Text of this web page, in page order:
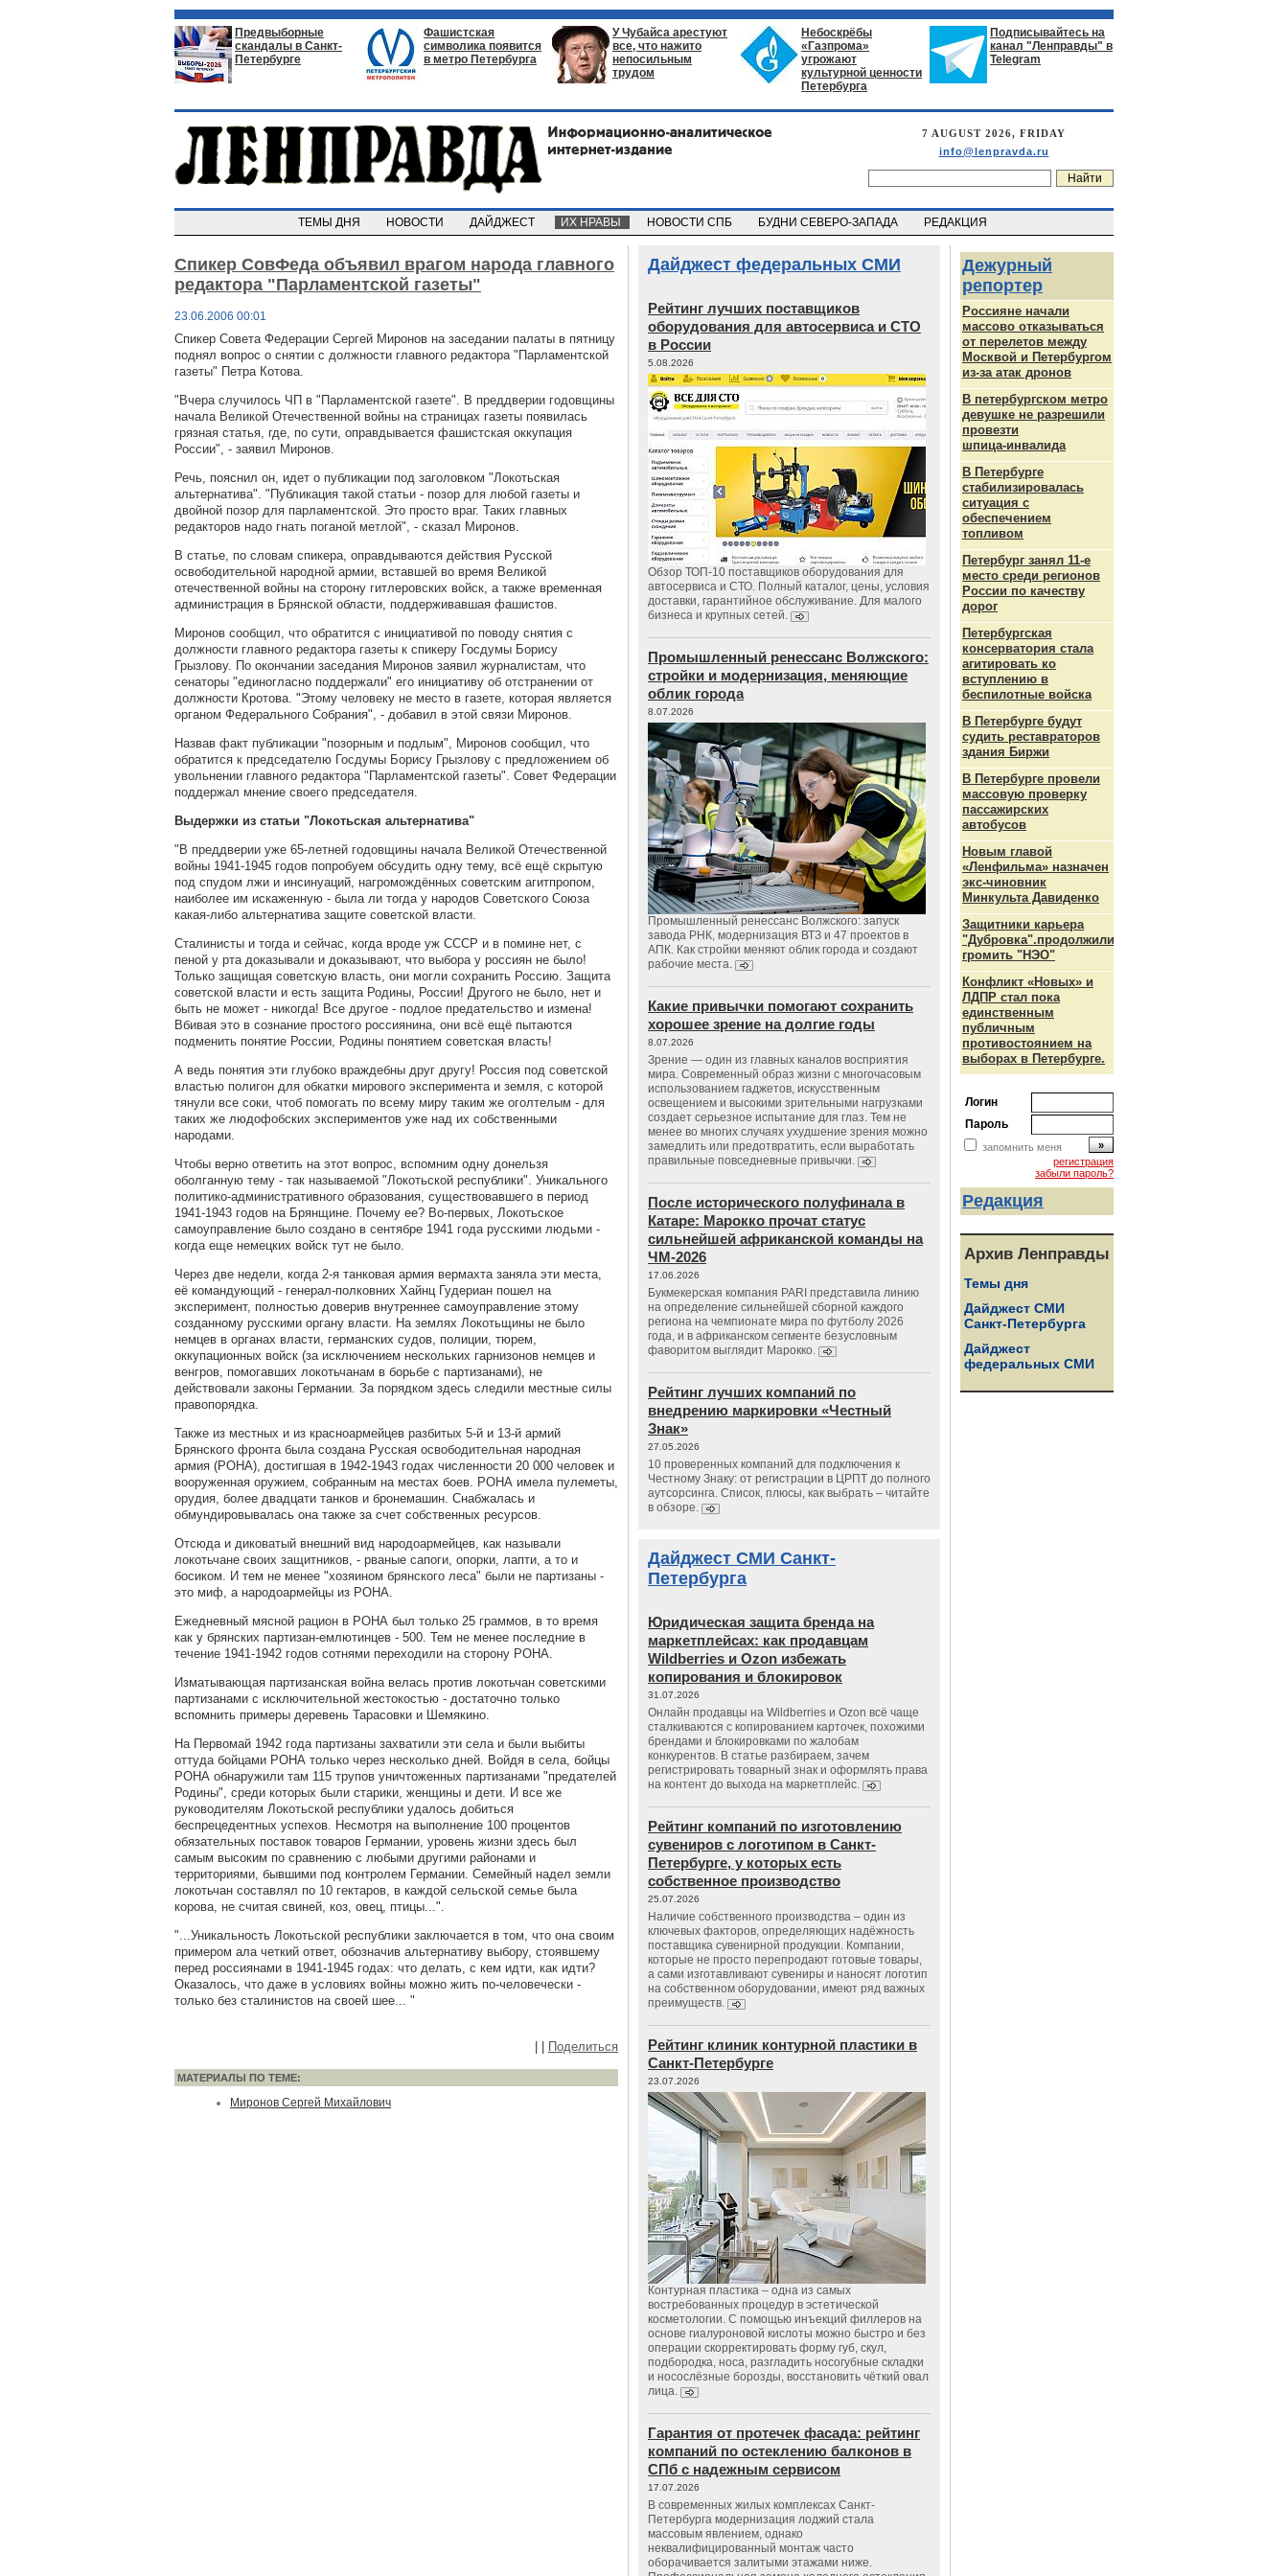
Предвыборные
скандалы в Санкт-
Петербурге
Фашистская
символика появится
в метро Петербурга
У Чубайса арестуют
все, что нажито
непосильным
трудом
Небоскрёбы
«Газпрома»
угрожают
культурной ценности
Петербурга
Подписывайтесь на
канал "Ленправды" в
Telegram
7 AUGUST 2026, FRIDAY
info@lenpravda.ru
ТЕМЫ ДНЯ НОВОСТИ ДАЙДЖЕСТ ИХ НРАВЫ НОВОСТИ СПБ БУДНИ СЕВЕРО-ЗАПАДА РЕДАКЦИЯ
Спикер СовФеда объявил врагом народа главного
редактора "Парламентской газеты"
23.06.2006 00:01
Спикер Совета Федерации Сергей Миронов на заседании палаты в пятницу
поднял вопрос о снятии с должности главного редактора "Парламентской
газеты" Петра Котова.
"Вчера случилось ЧП в "Парламентской газете". В преддверии годовщины
начала Великой Отечественной войны на страницах газеты появилась
грязная статья, где, по сути, оправдывается фашистская оккупация
России", - заявил Миронов.
Речь, пояснил он, идет о публикации под заголовком "Локотьская
альтернатива". "Публикация такой статьи - позор для любой газеты и
двойной позор для парламентской. Это просто враг. Таких главных
редакторов надо гнать поганой метлой", - сказал Миронов.
В статье, по словам спикера, оправдываются действия Русской
освободительной народной армии, вставшей во время Великой
отечественной войны на сторону гитлеровских войск, а также временная
администрация в Брянской области, поддерживавшая фашистов.
Миронов сообщил, что обратится с инициативой по поводу снятия с
должности главного редактора газеты к спикеру Госдумы Борису
Грызлову. По окончании заседания Миронов заявил журналистам, что
сенаторы "единогласно поддержали" его инициативу об отстранении от
должности Кротова. "Этому человеку не место в газете, которая является
органом Федерального Собрания", - добавил в этой связи Миронов.
Назвав факт публикации "позорным и подлым", Миронов сообщил, что
обратится к председателю Госдумы Борису Грызлову с предложением об
увольнении главного редактора "Парламентской газеты". Совет Федерации
поддержал мнение своего председателя.
Выдержки из статьи "Локотьская альтернатива"
"В преддверии уже 65-летней годовщины начала Великой Отечественной
войны 1941-1945 годов попробуем обсудить одну тему, всё ещё скрытую
под спудом лжи и инсинуаций, нагромождённых советским агитпропом,
наиболее им искаженную - была ли тогда у народов Советского Союза
какая-либо альтернатива защите советской власти.
Сталинисты и тогда и сейчас, когда вроде уж СССР и в помине нет, с
пеной у рта доказывали и доказывают, что выбора у россиян не было!
Только защищая советскую власть, они могли сохранить Россию. Защита
советской власти и есть защита Родины, России! Другого не было, нет и
быть не может - никогда! Все другое - подлое предательство и измена!
Вбивая это в сознание простого россиянина, они всё ещё пытаются
подменить понятие России, Родины понятием советская власть!
А ведь понятия эти глубоко враждебны друг другу! Россия под советской
властью полигон для обкатки мирового эксперимента и земля, с которой
тянули все соки, чтоб помогать по всему миру таким же оголтелым - для
таких же людофобских экспериментов уже над их собственными
народами.
Чтобы верно ответить на этот вопрос, вспомним одну донельзя
оболганную тему - так называемой "Локотьской республики". Уникального
политико-административного образования, существовавшего в период
1941-1943 годов на Брянщине. Почему ее? Во-первых, Локотьское
самоуправление было создано в сентябре 1941 года русскими людьми -
когда еще немецких войск тут не было.
Через две недели, когда 2-я танковая армия вермахта заняла эти места,
её командующий - генерал-полковних Хайнц Гудериан пошел на
эксперимент, полностью доверив внутреннее самоуправление этому
созданному русскими органу власти. На землях Локотьщины не было
немцев в органах власти, германских судов, полиции, тюрем,
оккупационных войск (за исключением нескольких гарнизонов немцев и
венгров, помогавших локотьчанам в борьбе с партизанами), не
действовали законы Германии. За порядком здесь следили местные силы
правопорядка.
Также из местных и из красноармейцев разбитых 5-й и 13-й армий
Брянского фронта была создана Русская освободительная народная
армия (РОНА), достигшая в 1942-1943 годах численности 20 000 человек и
вооруженная оружием, собранным на местах боев. РОНА имела пулеметы,
орудия, более двадцати танков и бронемашин. Снабжалась и
обмундировывалась она также за счет собственных ресурсов.
Отсюда и диковатый внешний вид народоармейцев, как называли
локотьчане своих защитников, - рваные сапоги, опорки, лапти, а то и
босиком. И тем не менее "хозяином брянского леса" были не партизаны -
это миф, а народоармейцы из РОНА.
Ежедневный мясной рацион в РОНА был только 25 граммов, в то время
как у брянских партизан-емлютинцев - 500. Тем не менее последние в
течение 1941-1942 годов сотнями переходили на сторону РОНА.
Изматывающая партизанская война велась против локотьчан советскими
партизанами с исключительной жестокостью - достаточно только
вспомнить примеры деревень Тарасовки и Шемякино.
На Первомай 1942 года партизаны захватили эти села и были выбиты
оттуда бойцами РОНА только через несколько дней. Войдя в села, бойцы
РОНА обнаружили там 115 трупов уничтоженных партизанами "предателей
Родины", среди которых были старики, женщины и дети. И все же
руководителям Локотьской республики удалось добиться
беспрецедентных успехов. Несмотря на выполнение 100 процентов
обязательных поставок товаров Германии, уровень жизни здесь был
самым высоким по сравнению с любыми другими районами и
территориями, бывшими под контролем Германии. Семейный надел земли
локотьчан составлял по 10 гектаров, в каждой сельской семье была
корова, не считая свиней, коз, овец, птицы...".
"...Уникальность Локотьской республики заключается в том, что она своим
примером ала четкий ответ, обозначив альтернативу выбору, стоявшему
перед россиянами в 1941-1945 годах: что делать, с кем идти, как идти?
Оказалось, что даже в условиях войны можно жить по-человечески -
только без сталинистов на своей шее... "
Поделиться
МАТЕРИАЛЫ ПО ТЕМЕ:
Миронов Сергей Михайлович
Дайджест федеральных СМИ
Рейтинг лучших поставщиков
оборудования для автосервиса и СТО
в России
5.08.2026
Обзор ТОП-10 поставщиков оборудования для
автосервиса и СТО. Полный каталог, цены, условия
доставки, гарантийное обслуживание. Для малого
бизнеса и крупных сетей.
Промышленный ренессанс Волжского:
стройки и модернизация, меняющие
облик города
8.07.2026
Промышленный ренессанс Волжского: запуск
завода РНК, модернизация ВТЗ и 47 проектов в
АПК. Как стройки меняют облик города и создают
рабочие места.
Какие привычки помогают сохранить
хорошее зрение на долгие годы
8.07.2026
Зрение — один из главных каналов восприятия
мира. Современный образ жизни с многочасовым
использованием гаджетов, искусственным
освещением и высокими зрительными нагрузками
создает серьезное испытание для глаз. Тем не
менее во многих случаях ухудшение зрения можно
замедлить или предотвратить, если выработать
правильные повседневные привычки.
После исторического полуфинала в
Катаре: Марокко прочат статус
сильнейшей африканской команды на
ЧМ-2026
17.06.2026
Букмекерская компания PARI представила линию
на определение сильнейшей сборной каждого
региона на чемпионате мира по футболу 2026
года, и в африканском сегменте безусловным
фаворитом выглядит Марокко.
Рейтинг лучших компаний по
внедрению маркировки «Честный
Знак»
27.05.2026
10 проверенных компаний для подключения к
Честному Знаку: от регистрации в ЦРПТ до полного
аутсорсинга. Список, плюсы, как выбрать – читайте
в обзоре.
Дайджест СМИ Санкт-
Петербурга
Юридическая защита бренда на
маркетплейсах: как продавцам
Wildberries и Ozon избежать
копирования и блокировок
31.07.2026
Онлайн продавцы на Wildberries и Ozon всё чаще
сталкиваются с копированием карточек, похожими
брендами и блокировками по жалобам
конкурентов. В статье разбираем, зачем
регистрировать товарный знак и оформлять права
на контент до выхода на маркетплейс.
Рейтинг компаний по изготовлению
сувениров с логотипом в Санкт-
Петербурге, у которых есть
собственное производство
25.07.2026
Наличие собственного производства – один из
ключевых факторов, определяющих надёжность
поставщика сувенирной продукции. Компании,
которые не просто перепродают готовые товары,
а сами изготавливают сувениры и наносят логотип
на собственном оборудовании, имеют ряд важных
преимуществ.
Рейтинг клиник контурной пластики в
Санкт-Петербурге
23.07.2026
Контурная пластика – одна из самых
востребованных процедур в эстетической
косметологии. С помощью инъекций филлеров на
основе гиалуроновой кислоты можно быстро и без
операции скорректировать форму губ, скул,
подбородка, носа, разгладить носогубные складки
и носослёзные борозды, восстановить чёткий овал
лица.
Гарантия от протечек фасада: рейтинг
компаний по остеклению балконов в
СПб с надежным сервисом
17.07.2026
В современных жилых комплексах Санкт-
Петербурга модернизация лоджий стала
массовым явлением, однако
неквалифицированный монтаж часто
оборачивается залитыми этажами ниже.
Дежурный
репортер
Россияне начали
массово отказываться
от перелетов между
Москвой и Петербургом
из-за атак дронов
В петербургском метро
девушке не разрешили
провезти
шпица‑инвалида
В Петербурге
стабилизировалась
ситуация с
обеспечением
топливом
Петербург занял 11-е
место среди регионов
России по качеству
дорог
Петербургская
консерватория стала
агитировать ко
вступлению в
беспилотные войска
В Петербурге будут
судить реставраторов
здания Биржи
В Петербурге провели
массовую проверку
пассажирских
автобусов
Новым главой
«Ленфильма» назначен
экс-чиновник
Минкульта Давиденко
Защитники карьера
"Дубровка".продолжили
громить "НЭО"
Конфликт «Новых» и
ЛДПР стал пока
единственным
публичным
противостоянием на
выборах в Петербурге.
Логин
Пароль
запомнить меня
регистрация
забыли пароль?
Редакция
Архив Ленправды
Темы дня
Дайджест СМИ
Санкт-Петербурга
Дайджест
федеральных СМИ